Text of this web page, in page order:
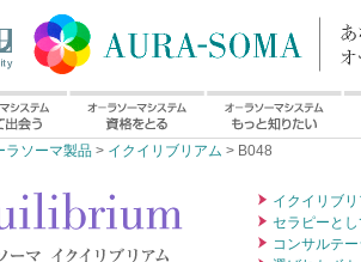
ラソーマ製品 > イクイリブリアム > B048
イクイリブ
セラピーと
コンサルテ